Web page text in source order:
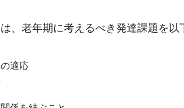
、老年期に考えるべき発達課題を以
適応